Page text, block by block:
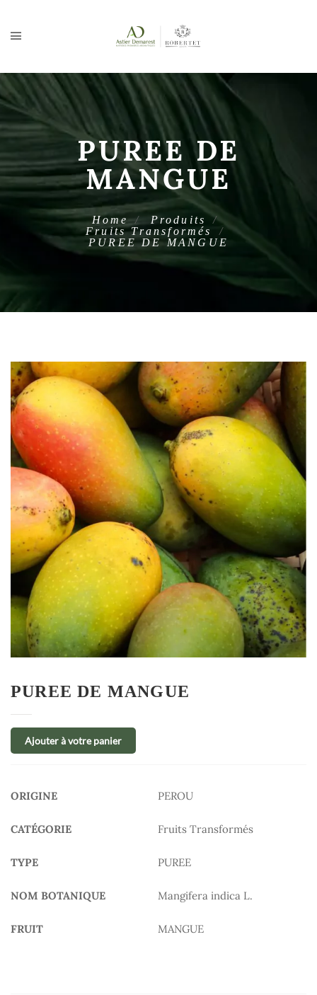
PUREE DE
MANGUE
Home
Produits
Fruits Transformés
PUREE DE MANGUE
PUREE DE MANGUE
Ajouter à votre panier
ORIGINE PEROU
CATÉGORIE Fruits Transformés
TYPE PUREE
NOM BOTANIQUE Mangifera indica L.
FRUIT MANGUE